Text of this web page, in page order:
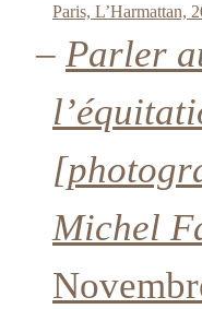
Paris, L’Harmattan,
– Parler
Michel